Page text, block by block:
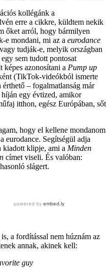
kollégánk a
erre a cikkre, küldtem nekik
őket arról, hogy bármilyen
e mondani, mi az a eurodance
tudják-e, melyik országban
sem tudott pontosat
azonosítani a Pump up
(TikTok-videókból ismerte
érthető – fogalmatlanság már
egy évtized, amikor
itthon, egész Európában, sőt
hogy el kellene mondanom
eurodance. Segítségül adja
kiadott klipje, ami a Minden
címet viseli. És valóban:
slágert.
a fordítással nem húznám az
annak, akinek kell:
guy